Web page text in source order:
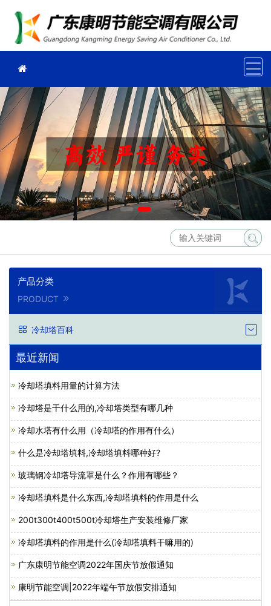
产品分类
PRODUCT
冷却塔百科
最近新闻
冷却塔填料用量的计算方法
冷却塔是干什么用的,冷却塔类型有哪几种
冷却水塔有什么用（冷却塔的作用有什么）
什么是冷却塔填料,冷却塔填料哪种好?
玻璃钢冷却塔导流罩是什么？作用有哪些？
冷却塔填料是什么东西,冷却塔填料的作用是什么
200t300t400t500t冷却塔生产安装维修厂家
冷却塔填料的作用是什么(冷却塔填料干嘛用的)
广东康明节能空调2022年国庆节放假通知
康明节能空调|2022年端午节放假安排通知